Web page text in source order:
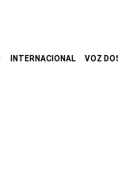
INTERNACIONAL VOZ